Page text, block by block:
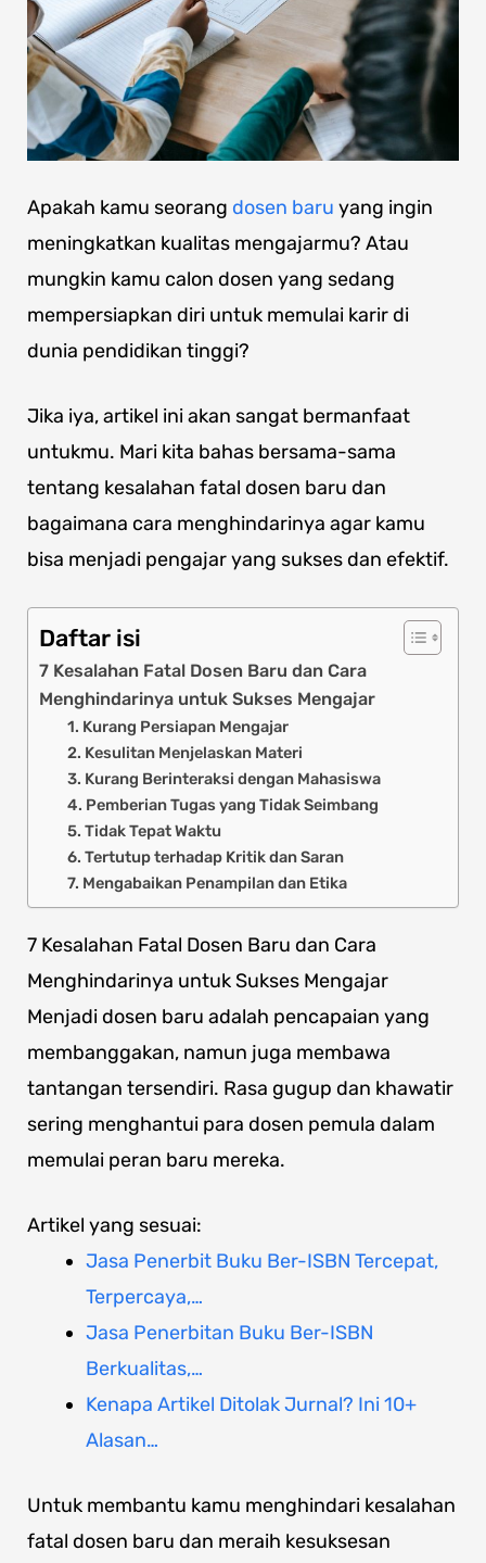
Apakah kamu seorang dosen baru yang ingin
meningkatkan kualitas mengajarmu? Atau
mungkin kamu calon dosen yang sedang
mempersiapkan diri untuk memulai karir di
dunia pendidikan tinggi?
Jika iya, artikel ini akan sangat bermanfaat
untukmu. Mari kita bahas bersama-sama
tentang kesalahan fatal dosen baru dan
bagaimana cara menghindarinya agar kamu
bisa menjadi pengajar yang sukses dan efektif.
Daftar isi
7 Kesalahan Fatal Dosen Baru dan Cara
Menghindarinya untuk Sukses Mengajar
1. Kurang Persiapan Mengajar
2. Kesulitan Menjelaskan Materi
3. Kurang Berinteraksi dengan Mahasiswa
4. Pemberian Tugas yang Tidak Seimbang
5. Tidak Tepat Waktu
6. Tertutup terhadap Kritik dan Saran
7. Mengabaikan Penampilan dan Etika
7 Kesalahan Fatal Dosen Baru dan Cara
Menghindarinya untuk Sukses Mengajar
Menjadi dosen baru adalah pencapaian yang
membanggakan, namun juga membawa
tantangan tersendiri. Rasa gugup dan khawatir
sering menghantui para dosen pemula dalam
memulai peran baru mereka.
Artikel yang sesuai:
Jasa Penerbit Buku Ber-ISBN Tercepat,
Terpercaya,…
Jasa Penerbitan Buku Ber-ISBN
Berkualitas,…
Kenapa Artikel Ditolak Jurnal? Ini 10+
Alasan…
Untuk membantu kamu menghindari kesalahan
fatal dosen baru dan meraih kesuksesan